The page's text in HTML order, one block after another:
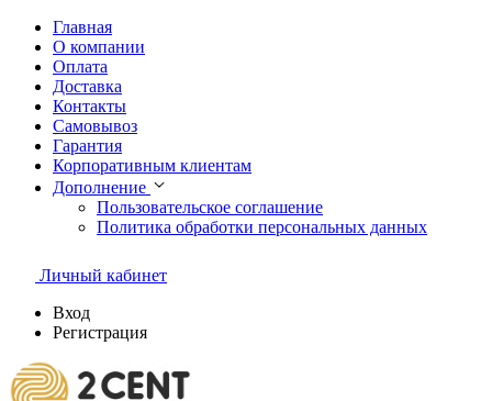
Главная
О компании
Оплата
Доставка
Контакты
Самовывоз
Гарантия
Корпоративным клиентам
Дополнение
Пользовательское соглашение
Политика обработки персональных данных
Личный кабинет
Вход
Регистрация